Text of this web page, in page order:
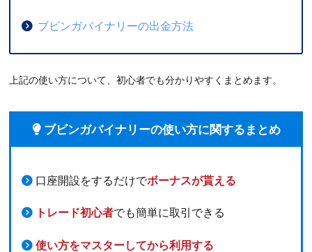
ブビンガバイナリーの出金方法
上記の使い方について、初心者でも分かりやすくまとめます。
ブビンガバイナリーの使い方に関するまとめ
口座開設をするだけでボーナスが貰える
トレード初心者でも簡単に取引できる
使い方をマスターしてから利用する